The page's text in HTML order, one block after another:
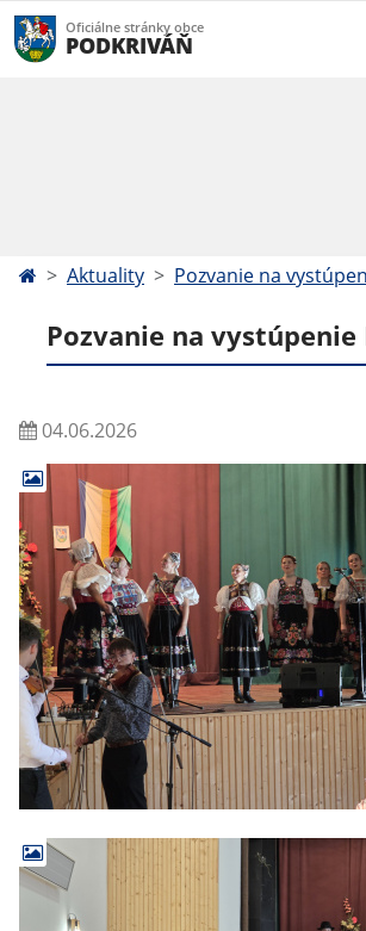
Oficiálne stránky obce
PODKRIVÁŇ
Aktuality Pozvanie na
Pozvanie na vystúpenie
04.06.2026